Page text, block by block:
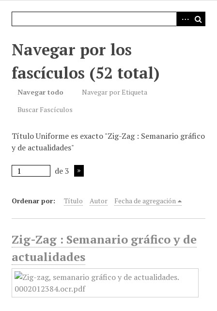
Navegar por los
fascículos (52 total)
Navegar todo
Navegar por Etiqueta
Buscar Fascículos
Título Uniforme es exacto "Zig-Zag : Semanario gráfico
y de actualidades"
de 3
Ordenar por: Título Autor Fecha de agregación
Zig-Zag : Semanario gráfico y de
actualidades